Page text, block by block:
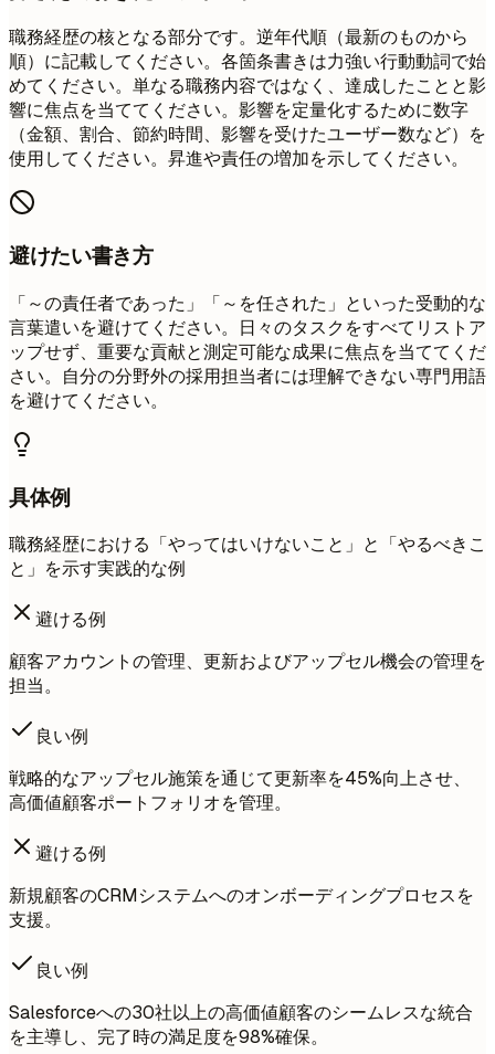
職務経歴の核となる部分です。逆年代順（最新のものから
順）に記載してください。各箇条書きは力強い行動動詞で始
めてください。単なる職務内容ではなく、達成したことと影
響に焦点を当ててください。影響を定量化するために数字
（金額、割合、節約時間、影響を受けたユーザー数など）を
使用してください。昇進や責任の増加を示してください。
避けたい書き方
「～の責任者であった」「～を任された」といった受動的な
言葉遣いを避けてください。日々のタスクをすべてリストア
ップせず、重要な貢献と測定可能な成果に焦点を当ててくだ
さい。自分の分野外の採用担当者には理解できない専門用語
を避けてください。
具体例
職務経歴における「やってはいけないこと」と「やるべきこ
と」を示す実践的な例
避ける例
顧客アカウントの管理、更新およびアップセル機会の管理を
担当。
良い例
戦略的なアップセル施策を通じて更新率を45%向上させ、
高価値顧客ポートフォリオを管理。
避ける例
新規顧客のCRMシステムへのオンボーディングプロセスを
支援。
良い例
Salesforceへの30社以上の高価値顧客のシームレスな統合
を主導し、完了時の満足度を98%確保。